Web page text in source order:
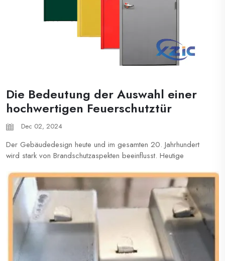
Die Bedeutung der Auswahl einer
hochwertigen Feuerschutztür
Dec 02, 2024
Der Gebäudedesign heute und im gesamten 20. Jahrhundert
wird stark von Brandschutzaspekten beeinflusst. Heutige
von Materialien und Feuerlöscherpositionen bis hin zu
Brandschutzwänden...